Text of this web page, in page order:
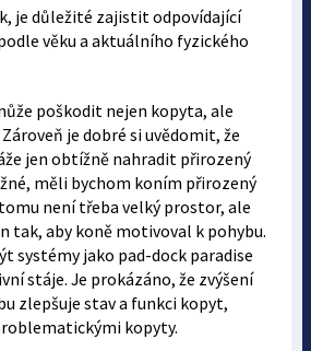
je důležité zajistit odpovídající
věku a aktuálního fyzického
poškodit nejen kopyta, ale
je dobré si uvědomit, že
jen obtížně nahradit přirozený
měli bychom koním přirozený
není třeba velký prostor, ale
tak, aby koně motivoval k pohybu.
systémy jako pad-dock paradise
stáje. Je prokázáno, že zvýšení
zlepšuje stav a funkci kopyt,
kopyty.